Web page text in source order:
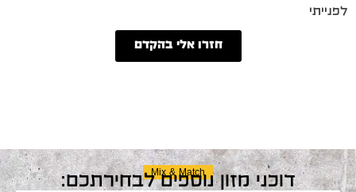
לפנייתי
חזרו אלי בהקדם
Mix & Match
דוכני מזון נוספים לבחירתכם: